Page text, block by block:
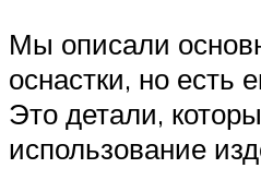
Мы описали
оснастки, но есть
Это детали,
использование